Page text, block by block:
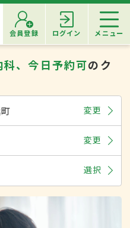
会員登録 ログイン メニュー
、今日予約可のク
変更
変更
選択